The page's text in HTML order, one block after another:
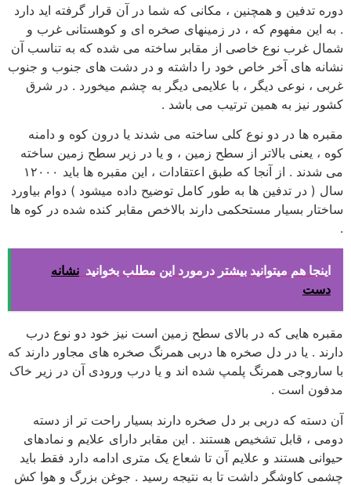
دوره تدفین و همچنین ، مکانی که شما در آن قرار گرفته اید دارد
. به این مفهوم که ، در زمینهای صخره ای و کوهستانی غرب و
شمال غرب نوع خاصی از مقابر ساخته می شده که به تناسب آن
نشانه های آخر خاص خود را داشته و در دشت های جنوب و جنوب
غربی ، نوعی دیگر ، با علایمی دیگر به چشم میخورد . در شرق
کشور نیز به همین ترتیب می باشد .
مقبره ها در دو نوع کلی ساخته می شدند یا درون کوه و دامنه
کوه ، یعنی بالاتر از سطح زمین ، و یا در زیر سطح زمین ساخته
می شدند . از آنجا که طبق اعتقادات ، این مقبره ها باید ۱۲۰۰۰
سال ( در تدفین ها به طور کامل توضیح داده میشود ) دوام بیاورد
ساختار بسیار مستحکمی دارند بالاخص مقابر کنده شده در کوه ها
.
اینجا هم میتوانید بیشتر درمورد این مطلب بخوانید نشانه
دست
مقبره هایی که در بالای سطح زمین است نیز خود دو نوع درب
دارند . یا در دل صخره ها دربی همرنگ صخره های مجاور دارند که
با ساروجی همرنگ پلمپ شده اند و یا درب ورودی آن در زیر خاک
مدفون است .
آن دسته که دربی بر دل صخره دارند بسیار راحت تر از دسته
دومی ، قابل تشخیص هستند . این مقابر دارای علایم و نمادهای
حیوانی هستند و علایم آن تا شعاع یک متری ادامه دارد فقط باید
چشمی کاوشگر داشت تا به نتیجه رسید . جوغن بزرگ و هوا کش